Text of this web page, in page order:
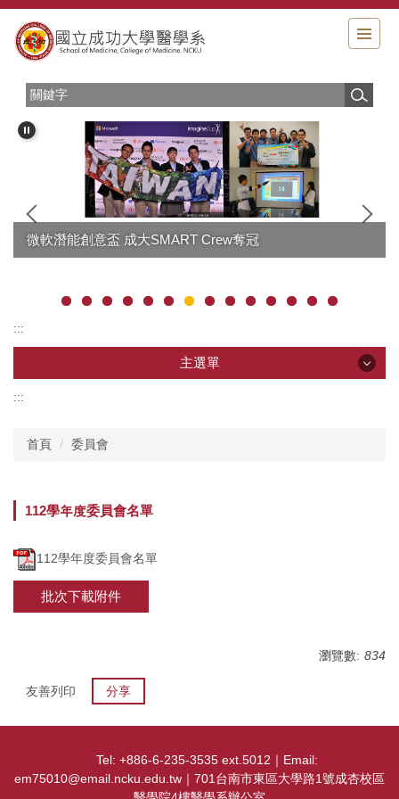
跳
到
主
區
微軟潛能創意盃 成大SMART Crew奪冠
:::
主選單
單位介紹
教師榮譽
委員會
教務相關規章
實習活動
:::
首頁 委員會
112學年度委員會名單
112學年度委員會名單
批次下載附件
瀏覽數: 834
友善列印 分享
::: Tel: +886-6-235-3535 ext.5012｜Email:
em75010@email.ncku.edu.tw｜701台南市東區大學路1號成杏校區